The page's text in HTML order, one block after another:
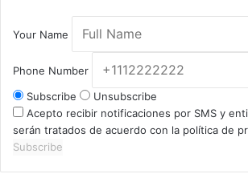
Your Name
Phone Number
Subscribe
Unsubscribe
Acepto recibir notificaciones por SMS y
serán tratados de acuerdo con la política de
Subscribe